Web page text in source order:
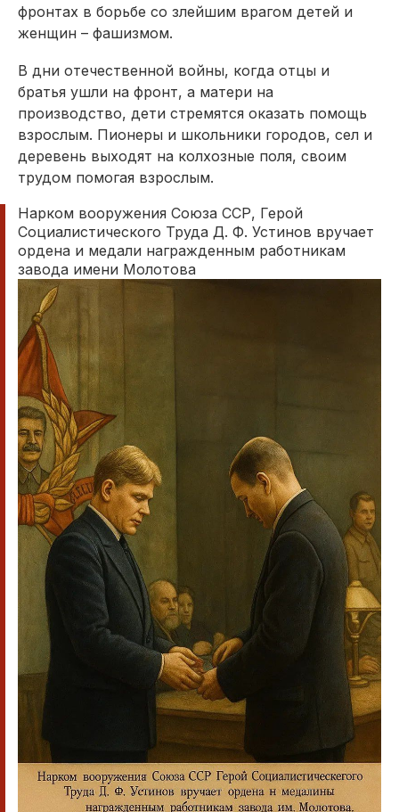
фронтах в борьбе со злейшим врагом детей и
женщин – фашизмом.
В дни отечественной войны, когда отцы и
братья ушли на фронт, а матери на
производство, дети стремятся оказать помощь
взрослым. Пионеры и школьники городов, сел и
деревень выходят на колхозные поля, своим
трудом помогая взрослым.
Нарком вооружения Союза ССР, Герой
Социалистического Труда Д. Ф. Устинов вручает
ордена и медали награжденным работникам
завода имени Молотова